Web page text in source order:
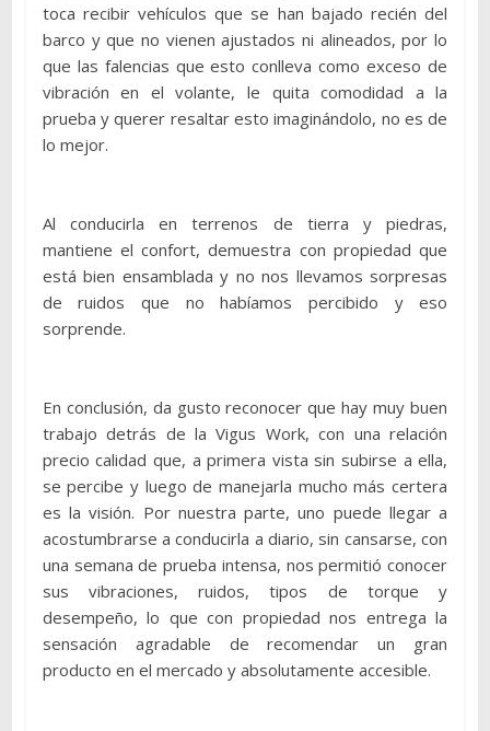
toca recibir vehículos que se han bajado recién del
barco y que no vienen ajustados ni alineados, por lo
que las falencias que esto conlleva como exceso de
vibración en el volante, le quita comodidad a la
prueba y querer resaltar esto imaginándolo, no es de
lo mejor.
Al conducirla en terrenos de tierra y piedras,
mantiene el confort, demuestra con propiedad que
está bien ensamblada y no nos llevamos sorpresas
de ruidos que no habíamos percibido y eso
sorprende.
En conclusión, da gusto reconocer que hay muy buen
trabajo detrás de la Vigus Work, con una relación
precio calidad que, a primera vista sin subirse a ella,
se percibe y luego de manejarla mucho más certera
es la visión. Por nuestra parte, uno puede llegar a
acostumbrarse a conducirla a diario, sin cansarse, con
una semana de prueba intensa, nos permitió conocer
sus vibraciones, ruidos, tipos de torque y
desempeño, lo que con propiedad nos entrega la
sensación agradable de recomendar un gran
producto en el mercado y absolutamente accesible.